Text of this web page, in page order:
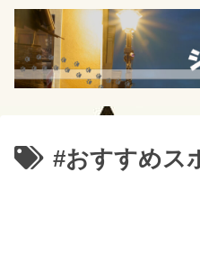
#おすすめス